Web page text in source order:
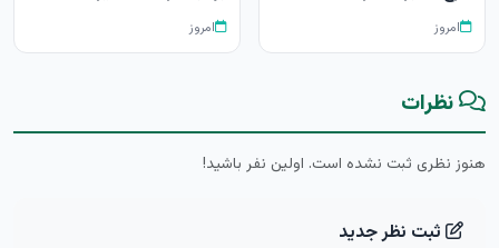
امروز امروز
نظرات
هنوز نظری ثبت نشده است. اولین نفر باشید!
ثبت نظر جدید